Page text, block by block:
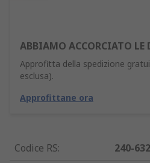
ABBIAMO ACCORCIATO LE
Approfitta della spedizione
esclusa).
Approfittane ora
Codice RS:
240-